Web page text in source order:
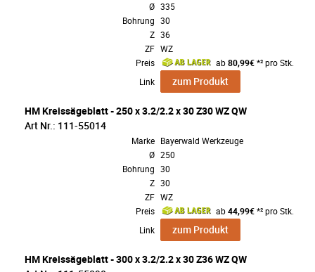
Ø 335
Bohrung 30
Z 36
ZF WZ
Preis
ab80,99€*² pro Stk.
Link
zum Produkt
HM Kreissägeblatt - 250 x 3.2/2.2 x 30 Z30 WZ QW
Art Nr.: 111-55014
Marke Bayerwald Werkzeuge
Ø 250
Bohrung 30
Z 30
ZF WZ
Preis
ab44,99€*² pro Stk.
Link
zum Produkt
HM Kreissägeblatt - 300 x 3.2/2.2 x 30 Z36 WZ QW